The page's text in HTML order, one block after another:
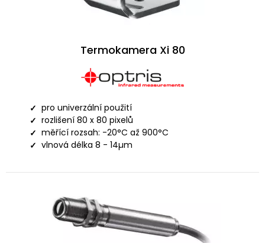
Termokamera Xi 80
pro univerzální použití
rozlišení 80 x 80 pixelů
měřící rozsah: -20°C až 900°C
vlnová délka 8 - 14µm